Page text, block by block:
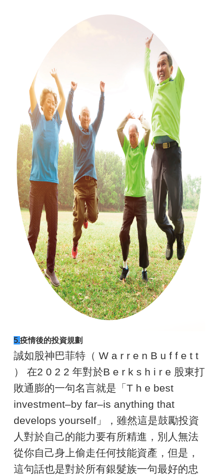
5.疫情後的投資規劃
誠如股神巴菲特（ W a r r e n B u f f e t t
） 在2 0 2 2 年對於B e r k s h i r e 股東打
敗通膨的一句名言就是「T h e best
investment‒by far‒is anything that
develops yourself」，雖然這是鼓勵投資
人對於自己的能力要有所精進，別人無法
從你自己身上偷走任何技能資產，但是，
這句話也是對於所有銀髮族一句最好的忠